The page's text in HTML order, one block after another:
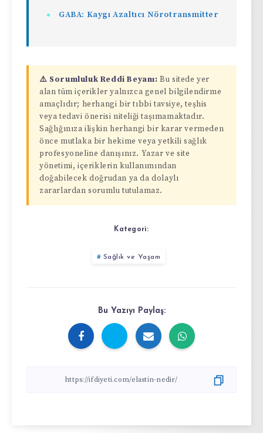
GABA: Kaygı Azaltıcı Nörotransmitter
⚠️ Sorumluluk Reddi Beyanı: Bu sitede yer
alan tüm içerikler yalnızca genel bilgilendirme
amaçlıdır; herhangi bir tıbbi tavsiye, teşhis
veya tedavi önerisi niteliği taşımamaktadır.
Sağlığınıza ilişkin herhangi bir karar vermeden
önce mutlaka bir hekime veya yetkili sağlık
profesyoneline danışınız. Yazar ve site
yönetimi, içeriklerin kullanımından
doğabilecek doğrudan ya da dolaylı
zararlardan sorumlu tutulamaz.
Kategori:
Sağlık ve Yaşam
Bu Yazıyı Paylaş: